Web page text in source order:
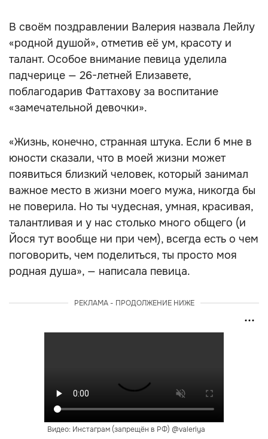
В своём поздравлении Валерия назвала Лейлу
«родной душой», отметив её ум, красоту и
талант. Особое внимание певица уделила
падчерице — 26-летней Елизавете,
поблагодарив Фаттахову за воспитание
«замечательной девочки».
«Жизнь, конечно, странная штука. Если б мне в
юности сказали, что в моей жизни может
появиться близкий человек, который занимал
важное место в жизни моего мужа, никогда бы
не поверила. Но ты чудесная, умная, красивая,
талантливая и у нас столько много общего (и
Йося тут вообще ни при чем), всегда есть о чем
поговорить, чем поделиться, ты просто моя
родная душа», — написала певица.
РЕКЛАМА - ПРОДОЛЖЕНИЕ НИЖЕ
Видео: Инстаграм (запрещён в РФ) @valeriya